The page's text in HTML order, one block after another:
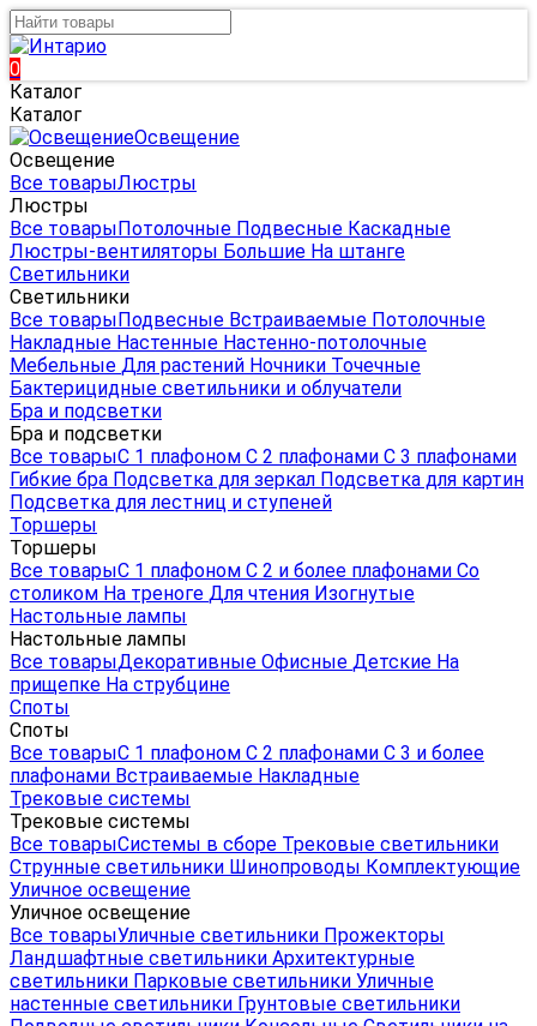
0
Каталог
Каталог
Освещение
Освещение
Все товарыЛюстры
Люстры
Все товарыПотолочные Подвесные Каскадные
Люстры-вентиляторы Большие На штанге
Светильники
Светильники
Все товарыПодвесные Встраиваемые Потолочные
Накладные Настенные Настенно-потолочные
Мебельные Для растений Ночники Точечные
Бактерицидные светильники и облучатели
Бра и подсветки
Бра и подсветки
Все товарыС 1 плафоном С 2 плафонами С 3 плафонами
Гибкие бра Подсветка для зеркал Подсветка для картин
Подсветка для лестниц и ступеней
Торшеры
Торшеры
Все товарыС 1 плафоном С 2 и более плафонами Со
столиком На треноге Для чтения Изогнутые
Настольные лампы
Настольные лампы
Все товарыДекоративные Офисные Детские На
прищепке На струбцине
Споты
Споты
Все товарыС 1 плафоном С 2 плафонами С 3 и более
плафонами Встраиваемые Накладные
Трековые системы
Трековые системы
Все товарыСистемы в сборе Трековые светильники
Струнные светильники Шинопроводы Комплектующие
Уличное освещение
Уличное освещение
Все товарыУличные светильники Прожекторы
Ландшафтные светильники Архитектурные
светильники Парковые светильники Уличные
настенные светильники Грунтовые светильники